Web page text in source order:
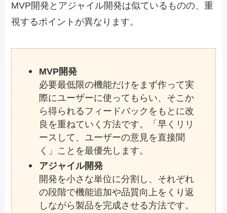
MVP開発とアジャイル開発は似ているものの、重
視するポイントが異なります。
MVP開発
必要最低限の機能だけをまず作って実
際にユーザーに使ってもらい、そこか
ら得られるフィードバックをもとに改
良を重ねていく方法です。「早くリリ
ースして、ユーザーの意見を直接聞
く」ことを最優先します。
アジャイル開発
開発を小さな単位に分割し、それぞれ
の段階で機能追加や品質向上をくり返
しながら製品を完成させる方法です。